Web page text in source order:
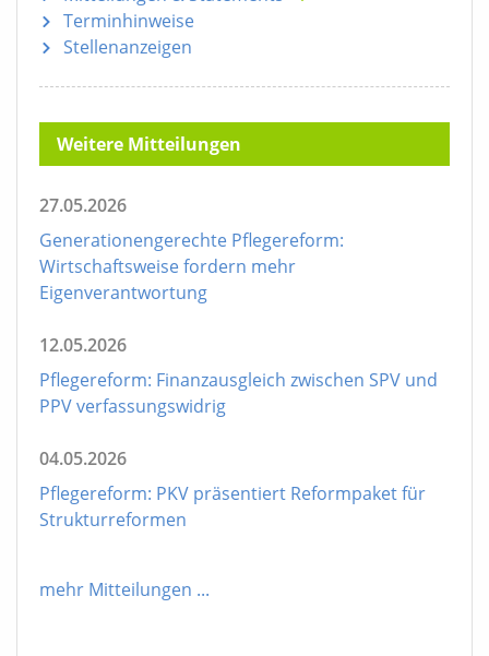
Terminhinweise
Stellenanzeigen
Weitere Mitteilungen
27.05.2026
Generationengerechte Pflegereform:
Wirtschaftsweise fordern mehr
Eigenverantwortung
12.05.2026
Pflegereform: Finanzausgleich zwischen SPV und
PPV verfassungswidrig
04.05.2026
Pflegereform: PKV präsentiert Reformpaket für
Strukturreformen
mehr Mitteilungen ...